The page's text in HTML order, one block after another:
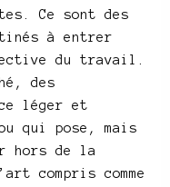
Ce sont des
à entrer
du travail.
des
léger et
qui pose, mais
hors de la
compris comme